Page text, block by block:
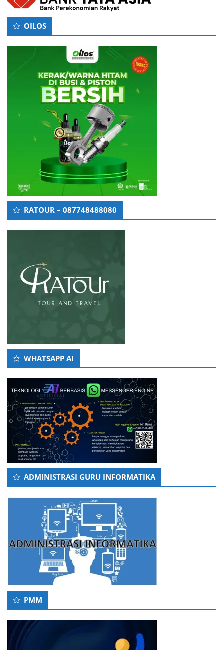
OILOS
RATOUR – 087748488080
WHATSAPP AI
ADMINISTRASI GURU INFORMATIKA
PMM